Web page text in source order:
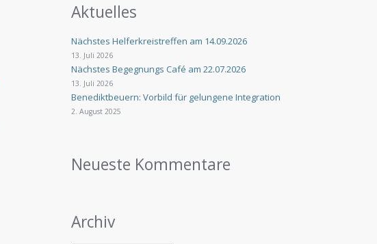
Aktuelles
Nächstes Helferkreistreffen am 14.09.2026
13. Juli 2026
Nächstes Begegnungs Café am 22.07.2026
13. Juli 2026
Benediktbeuern: Vorbild für gelungene Integration
2. August 2025
Neueste Kommentare
Archiv